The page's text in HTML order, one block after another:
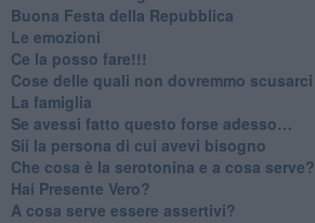
​Buona Festa della Repubblica
Le emozioni
​Ce la posso fare!!!
​Cose delle quali non dovremmo scusarci
​La famiglia
​Se avessi fatto questo forse adesso…
​Sii la persona di cui avevi bisogno
Che cosa è la serotonina e a cosa serve?
​Hai Presente Vero?
A cosa serve essere assertivi?